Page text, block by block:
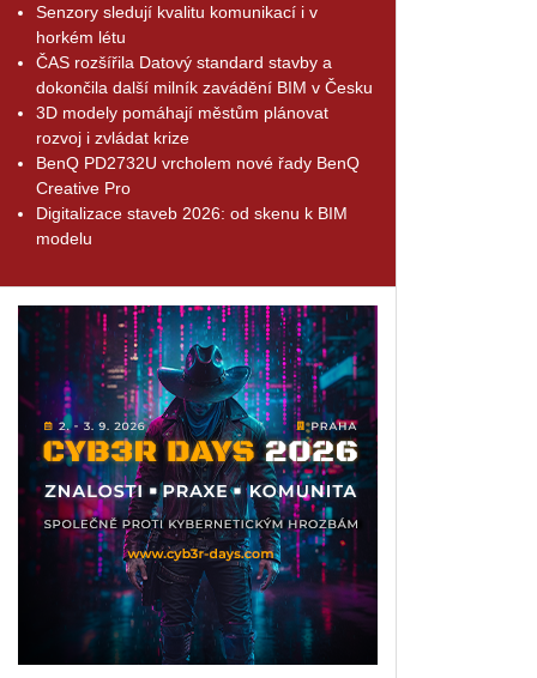
Senzory sledují kvalitu komunikací i v
horkém létu
ČAS rozšířila Datový standard stavby a
dokončila další milník zavádění BIM v Česku
3D modely pomáhají městům plánovat
rozvoj i zvládat krize
BenQ PD2732U vrcholem nové řady BenQ
Creative Pro
Digitalizace staveb 2026: od skenu k BIM
modelu